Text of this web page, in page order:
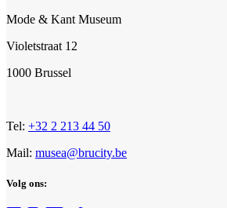
Mode & Kant Museum
Violetstraat 12
1000 Brussel
Tel: +32 2 213 44 50
Mail: musea@brucity.be
Volg ons: